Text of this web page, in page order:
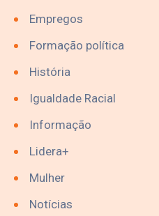
Empregos
Formação política
História
Igualdade Racial
Informação
Lidera+
Mulher
Notícias